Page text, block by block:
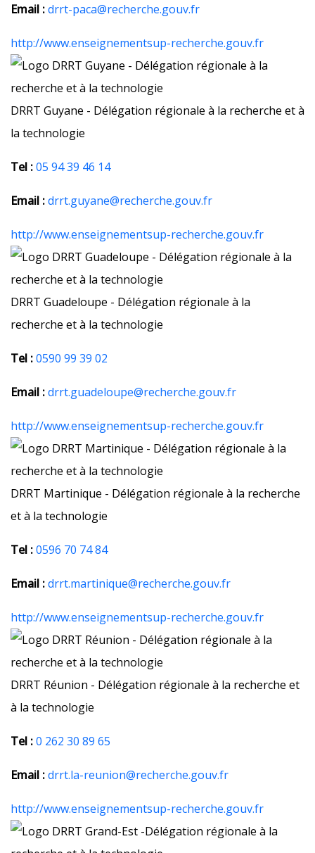
Email :drrt-paca@recherche.gouv.fr
http://www.enseignementsup-recherche.gouv.fr
DRRT Guyane - Délégation régionale à la recherche et à
la technologie
Tel :05 94 39 46 14
Email :drrt.guyane@recherche.gouv.fr
http://www.enseignementsup-recherche.gouv.fr
DRRT Guadeloupe - Délégation régionale à la
recherche et à la technologie
Tel :0590 99 39 02
Email :drrt.guadeloupe@recherche.gouv.fr
http://www.enseignementsup-recherche.gouv.fr
DRRT Martinique - Délégation régionale à la recherche
et à la technologie
Tel :0596 70 74 84
Email :drrt.martinique@recherche.gouv.fr
http://www.enseignementsup-recherche.gouv.fr
DRRT Réunion - Délégation régionale à la recherche et
à la technologie
Tel :0 262 30 89 65
Email :drrt.la-reunion@recherche.gouv.fr
http://www.enseignementsup-recherche.gouv.fr